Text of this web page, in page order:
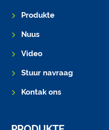
Produkte
Nuus
Video
Stuur navraag
Kontak ons